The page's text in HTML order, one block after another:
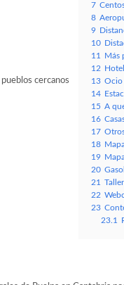
cercanos
7
8
9
10
11
Más
12
13 Ocio
14
15 A
16
17
18
19
20
21
22
23
23.1